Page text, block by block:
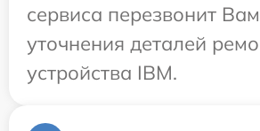
сервиса перезвонит
уточнения деталей
устройства IBM.